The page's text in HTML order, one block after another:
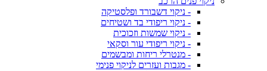
- ניקוי דשבורד ופלסטיקה
- ניקוי ריפודי בד ושטיחים
- ניקוי שמשות וזכוכית
- ניקוי ריפודי עור וסקאי
- מנטרלי ריחות ומבשמים
- מגבות ועזרים לניקוי פנימי